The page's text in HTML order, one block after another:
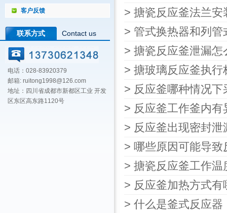
客户反馈
联系方式 Contact us
电话：028-83920379
邮箱: ruitong1998@126.com
地址：四川省成都市新都区工业 开发
区东区高东路1120号
> 搪瓷反应釜法兰安
> 管式换热器和列
> 搪瓷反应釜泄漏怎
> 搪玻璃反应釜执行
> 反应釜哪种情况
> 反应釜工作釜内
> 反应釜出现密封
> 哪些原因可能导
> 搪瓷反应釜工作温
> 反应釜加热方式有
> 什么是釜式反应器